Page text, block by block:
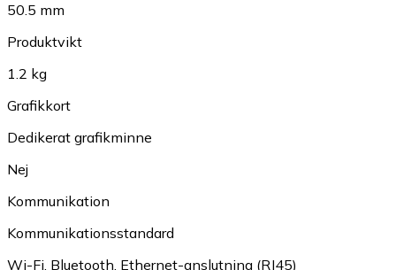
50.5 mm
Produktvikt
1.2 kg
Grafikkort
Dedikerat grafikminne
Nej
Kommunikation
Kommunikationsstandard
Wi-Fi, Bluetooth, Ethernet-anslutning (RJ45)